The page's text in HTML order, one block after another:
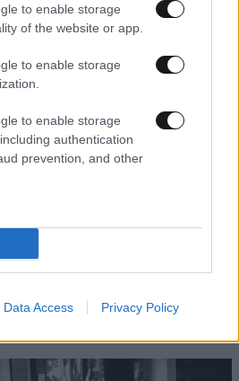
to enable storage
of the website or app.
to enable storage
to enable storage
authentication
prevention, and other
Data Access Privacy Policy